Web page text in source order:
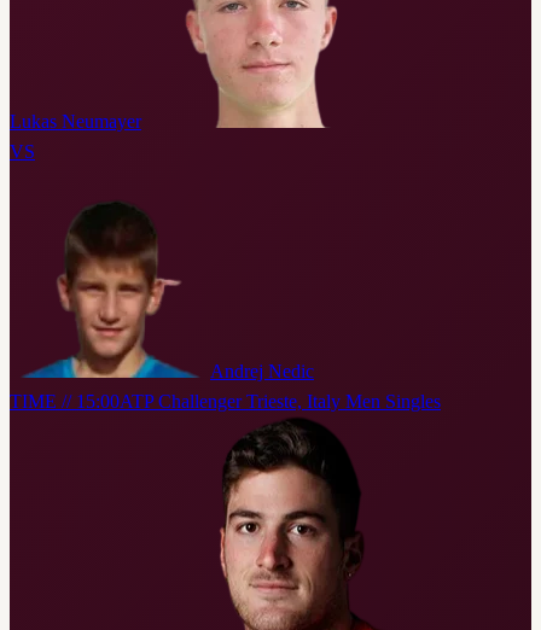
Lukas Neumayer
VS
Andrej Nedic
TIME // 15:00ATP Challenger Trieste, Italy Men Singles